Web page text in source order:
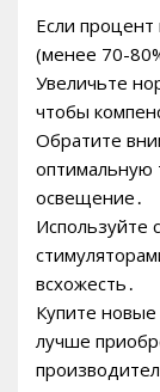
Если процент
(менее 70-
Увеличьте
чтобы
Обратите
оптимальную
освещение․
Используйте
всхожесть․
Купите новые
лучше